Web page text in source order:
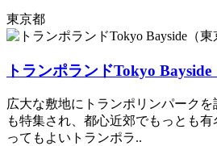
東京都
トランポランドTokyo Bayside
広大な敷地にトランポリンパーク
も特集され、都心近郊でもっとも
ってもよいトランポラ..